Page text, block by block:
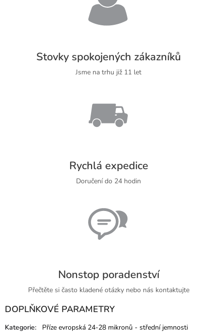
Stovky spokojených zákazníků
Jsme na trhu již 11 let
Rychlá expedice
Doručení do 24 hodin
Nonstop poradenství
Přečtěte si často kladené otázky nebo nás kontaktujte
DOPLŇKOVÉ PARAMETRY
Kategorie:
Příze evropská 24-28 mikronů - střední jemnosti